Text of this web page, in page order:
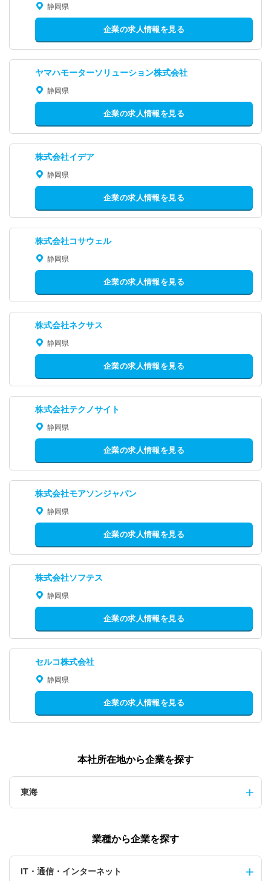
静岡県
企業の求人情報を見る
ヤマハモーターソリューション株式会社
静岡県
企業の求人情報を見る
株式会社イデア
静岡県
企業の求人情報を見る
株式会社コサウェル
静岡県
企業の求人情報を見る
株式会社ネクサス
静岡県
企業の求人情報を見る
株式会社テクノサイト
静岡県
企業の求人情報を見る
株式会社モアソンジャパン
静岡県
企業の求人情報を見る
株式会社ソフテス
静岡県
企業の求人情報を見る
セルコ株式会社
静岡県
企業の求人情報を見る
本社所在地から企業を探す
東海
業種から企業を探す
IT・通信・インターネット